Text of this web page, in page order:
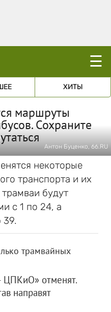
☰
ХИТЫ
маршруты
Сохраните
Антон Буценко, 66.RU
некоторые
транспорта и их
будут
с 1 по 24, а
39.
трамвайных
отменят.
направят